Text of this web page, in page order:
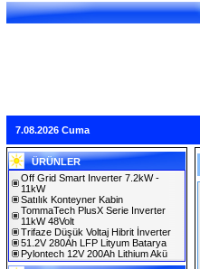
7.08.2026 Cuma
ÜRÜNLER
Off Grid Smart Inverter 7.2kW -
11kW
Satılık Konteyner Kabin
TommaTech PlusX Serie Inverter
11kW 48Volt
Trifaze Düşük Voltaj Hibrit İnverter
51.2V 280Ah LFP Lityum Batarya
Pylontech 12V 200Ah Lithium Akü